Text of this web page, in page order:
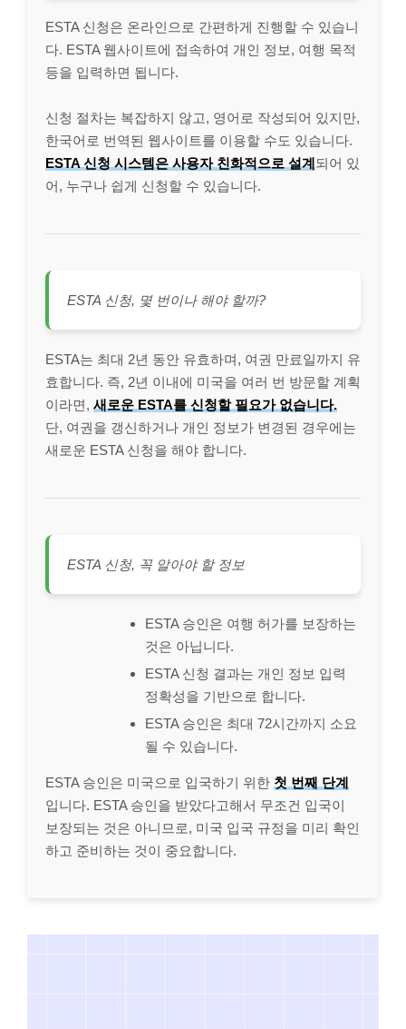
ESTA 신청은 온라인으로 간편하게 진행할 수 있습니
다. ESTA 웹사이트에 접속하여 개인 정보, 여행 목적
등을 입력하면 됩니다.
신청 절차는 복잡하지 않고, 영어로 작성되어 있지만,
한국어로 번역된 웹사이트를 이용할 수도 있습니다.
ESTA 신청 시스템은 사용자 친화적으로 설계되어 있
어, 누구나 쉽게 신청할 수 있습니다.
ESTA 신청, 몇 번이나 해야 할까?
ESTA는 최대 2년 동안 유효하며, 여권 만료일까지 유
효합니다. 즉, 2년 이내에 미국을 여러 번 방문할 계획
이라면, 새로운 ESTA를 신청할 필요가 없습니다.
단, 여권을 갱신하거나 개인 정보가 변경된 경우에는
새로운 ESTA 신청을 해야 합니다.
ESTA 신청, 꼭 알아야 할 정보
ESTA 승인은 여행 허가를 보장하는
것은 아닙니다.
ESTA 신청 결과는 개인 정보 입력
정확성을 기반으로 합니다.
ESTA 승인은 최대 72시간까지 소요
될 수 있습니다.
ESTA 승인은 미국으로 입국하기 위한 첫 번째 단계
입니다. ESTA 승인을 받았다고해서 무조건 입국이
보장되는 것은 아니므로, 미국 입국 규정을 미리 확인
하고 준비하는 것이 중요합니다.